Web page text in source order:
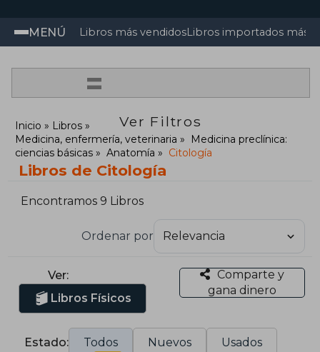
MENÚ Libros más vendidosLibros importados más
=
Ver Filtros
Inicio
Libros
Medicina, enfermería, veterinaria
Medicina preclínica:
ciencias básicas
Anatomía Citología
Libros de Citología
Encontramos 9 Libros
Ordenar por
Ver:
Libros Físicos
Comparte y
gana dinero
Estado: Todos Nuevos Usados